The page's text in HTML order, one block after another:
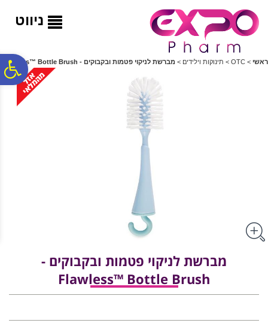
ניווט
ראשי >
OTC
> תינוקות וילידים > מברשת לניקוי פטמות ובקבוקים - Flawless™ Bottle Brush
מברשת לניקוי פטמות ובקבוקים -
Flawless™ Bottle Brush